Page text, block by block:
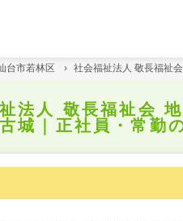
台市若林区 › 社会福祉法人 敬長福祉
法人 敬長福祉会
城｜正社員・常勤